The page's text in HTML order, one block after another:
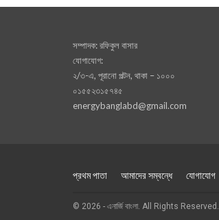
সম্পাদক: রফিকুল বাসার
যোগাযোগ:
২/৩-এ, পূরানো পল্টন, থাকা – ১০০০
০১৫৫২৩১৫৭৪৫
energybanglabd@gmail.com
প্রথম পাতা আমাদের সম্বন্ধে যোগাযোগ
© 2026 - এনার্জি বাংলা. All Rights Reserved.